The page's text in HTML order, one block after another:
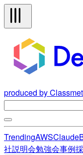
produced by
TrendingAWSClaude
社説明会勉強会事例